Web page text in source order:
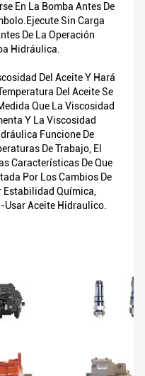
En La Bomba Antes De
Sin Carga
De La Operación
Hidráulica.
Del Aceite Y Hará
Del Aceite Se
Que La Viscosidad
Y La Viscosidad
Funcione De
De Trabajo, El
Características De Que
Por Los Cambios De
Estabilidad Química,
usar Aceite Hidraulico.